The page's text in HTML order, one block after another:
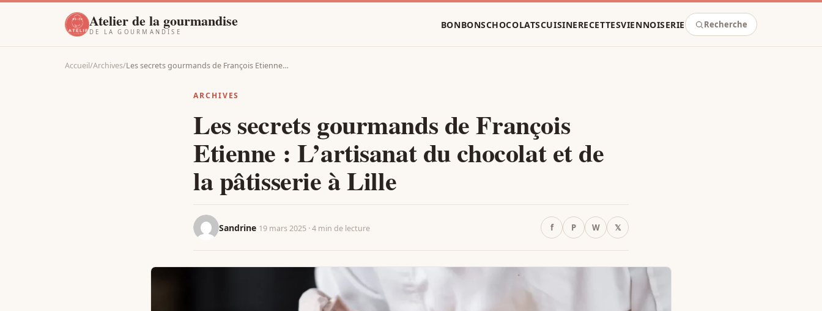
Atelier de la gourmandise
DE LA GOURMANDISE
BONBONSCHOCOLATSCUISINERECETTESVIENNOISERIE Recherche
Accueil/Archives/Les secrets gourmands de François Etienne…
ARCHIVES
Les secrets gourmands de François
Etienne : L’artisanat du chocolat et de
la pâtisserie à Lille
Sandrine 19 mars 2025 · 4 min de lecture f P W 𝕏